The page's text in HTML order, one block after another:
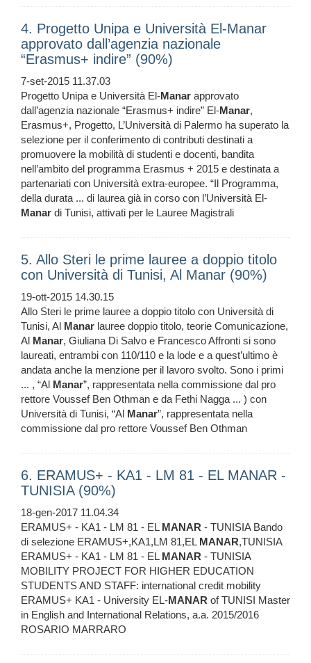
4. Progetto Unipa e Università El-Manar
approvato dall’agenzia nazionale
“Erasmus+ indire” (90%)
7-set-2015 11.37.03
Progetto Unipa e Università El-Manar approvato
dall’agenzia nazionale “Erasmus+ indire” El-Manar,
Erasmus+, Progetto, L’Università di Palermo ha superato la
selezione per il conferimento di contributi destinati a
promuovere la mobilità di studenti e docenti, bandita
nell’ambito del programma Erasmus + 2015 e destinata a
partenariati con Università extra-europee. “Il Programma,
della durata ... di laurea già in corso con l’Università El-
Manar di Tunisi, attivati per le Lauree Magistrali
5. Allo Steri le prime lauree a doppio titolo
con Università di Tunisi, Al Manar (90%)
19-ott-2015 14.30.15
Allo Steri le prime lauree a doppio titolo con Università di
Tunisi, Al Manar lauree doppio titolo, teorie Comunicazione,
Al Manar, Giuliana Di Salvo e Francesco Affronti si sono
laureati, entrambi con 110/110 e la lode e a quest’ultimo è
andata anche la menzione per il lavoro svolto. Sono i primi
... , “Al Manar”, rappresentata nella commissione dal pro
rettore Voussef Ben Othman e da Fethi Nagga ... ) con
Università di Tunisi, “Al Manar”, rappresentata nella
commissione dal pro rettore Voussef Ben Othman
6. ERAMUS+ - KA1 - LM 81 - EL MANAR -
TUNISIA (90%)
18-gen-2017 11.04.34
ERAMUS+ - KA1 - LM 81 - EL MANAR - TUNISIA Bando
di selezione ERAMUS+,KA1,LM 81,EL MANAR,TUNISIA
ERAMUS+ - KA1 - LM 81 - EL MANAR - TUNISIA
MOBILITY PROJECT FOR HIGHER EDUCATION
STUDENTS AND STAFF: international credit mobility
ERAMUS+ KA1 - University EL-MANAR of TUNISI Master
in English and International Relations, a.a. 2015/2016
ROSARIO MARRARO